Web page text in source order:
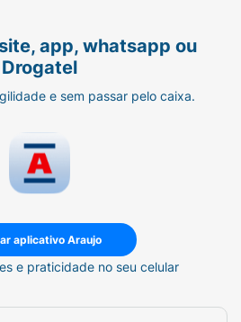
app, whatsapp ou
Drogatel
e sem passar pelo caixa.
aplicativo Araujo
e praticidade no seu celular